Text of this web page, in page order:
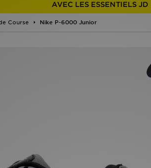
AVEC LES ESSENTIELS JD
Course Nike P-6000 Junior